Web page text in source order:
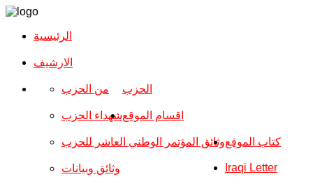
الرئيسية
الارشیف
الحزب من الحزب
شهداء الحزب
وثائق المؤتمر الوطني العاشر للحزب
وثائق وبيانات
اقسام الموقع
كتاب الموقع
Iraqi Letter